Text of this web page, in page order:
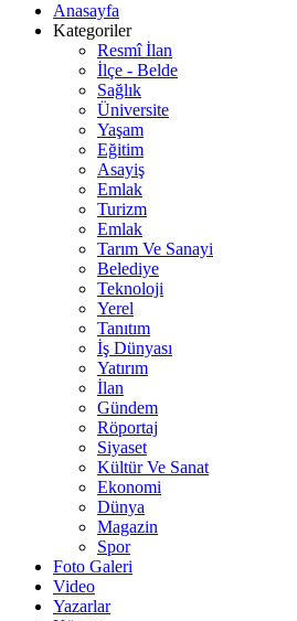
Anasayfa
Kategoriler
Resmî İlan
İlçe - Belde
Sağlık
Üniversite
Yaşam
Eğitim
Asayiş
Emlak
Turizm
Emlak
Tarım Ve Sanayi
Belediye
Teknoloji
Yerel
Tanıtım
İş Dünyası
Yatırım
İlan
Gündem
Röportaj
Siyaset
Kültür Ve Sanat
Ekonomi
Dünya
Magazin
Spor
Foto Galeri
Video
Yazarlar